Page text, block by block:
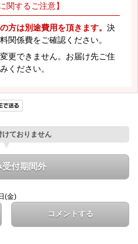
関するご注意】
方は別途費用を頂きます。 決
関係費をご確認ください。
更できません。お届け先ご住
ください。
けておりません
受付期間外
(金)
コメントする